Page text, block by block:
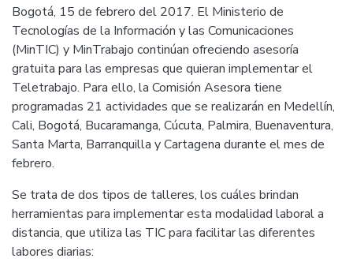
Bogotá, 15 de febrero del 2017. El Ministerio de
Tecnologías de la Información y las Comunicaciones
(MinTIC) y MinTrabajo continúan ofreciendo asesoría
gratuita para las empresas que quieran implementar el
Teletrabajo. Para ello, la Comisión Asesora tiene
programadas 21 actividades que se realizarán en Medellín,
Cali, Bogotá, Bucaramanga, Cúcuta, Palmira, Buenaventura,
Santa Marta, Barranquilla y Cartagena durante el mes de
febrero.
Se trata de dos tipos de talleres, los cuáles brindan
herramientas para implementar esta modalidad laboral a
distancia, que utiliza las TIC para facilitar las diferentes
labores diarias: